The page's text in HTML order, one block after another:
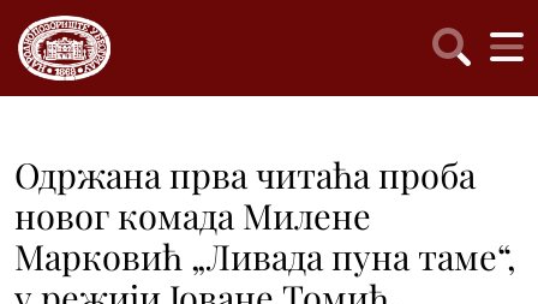
Одржана прва читаћа проба
новог комада Милене
Марковић „Ливада пуна таме“,